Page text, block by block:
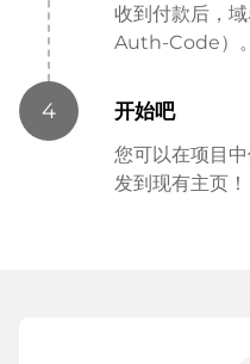
收到付款后，
Auth-Code）。
4 开始吧
您可以在项目
发到现有主页！